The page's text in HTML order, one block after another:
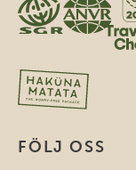
FÖLJ OSS